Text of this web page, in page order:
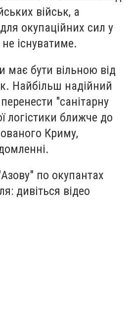
військ, а
окупаційних сил у
існуватиме.
має бути вільною від
Найбільш надійний
"санітарну
логістики ближче до
Криму,
по окупантах
дивіться відео